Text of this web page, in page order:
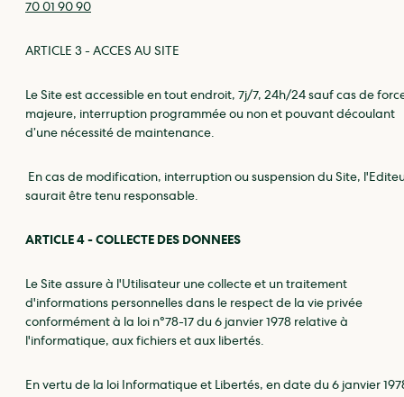
70 01 90 90
ARTICLE 3 - ACCES AU SITE
Le Site est accessible en tout endroit, 7j/7, 24h/24 sauf cas de
majeure, interruption programmée ou non et pouvant découlant
d’une nécessité de maintenance.
En cas de modification, interruption ou suspension du Site,
saurait être tenu responsable.
ARTICLE 4 - COLLECTE DES DONNEES
Le Site assure à l'Utilisateur une collecte et un traitement
d'informations personnelles dans le respect de la vie privée
conformément à la loi n°78-17 du 6 janvier 1978 relative à
l'informatique, aux fichiers et aux libertés.
En vertu de la loi Informatique et Libertés, en date du 6 janvier